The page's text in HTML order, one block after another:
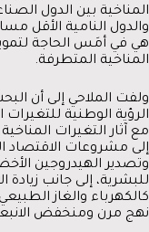
المناخية بين الدول
والدول النامية الأقل
هي في أمَس الحاجة
المناخية المتطرفة.
ولفت الملاحي إلى أن
مع آثار التغيرات
إلى مشروعات الاقتصاد
وتصدير الهيدروجين
للبشرية، إلى جانب زيادة
كالكهرباء والغاز
نهج مرن ومنخفض